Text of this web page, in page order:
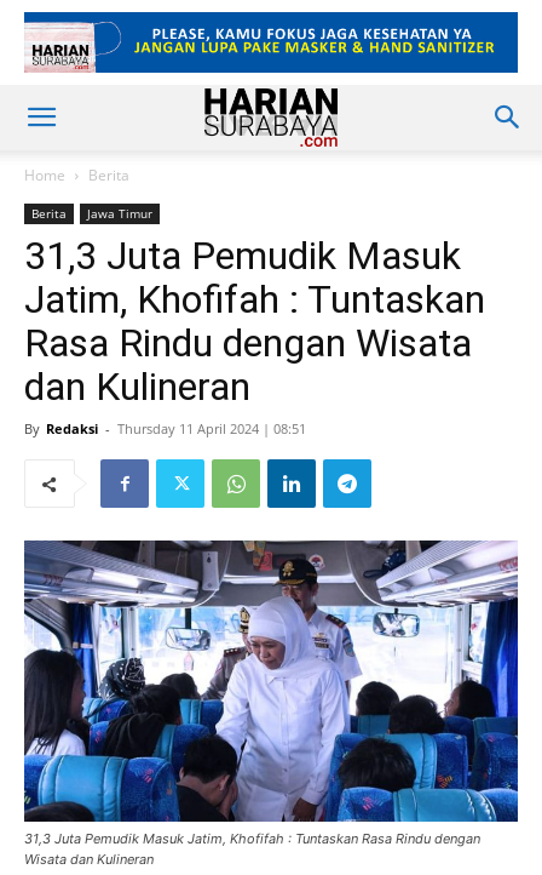
Home Berita
Berita Jawa Timur
31,3 Juta Pemudik Masuk
Jatim, Khofifah : Tuntaskan
Rasa Rindu dengan Wisata
dan Kulineran
By Redaksi - Thursday 11 April 2024 | 08:51
31,3 Juta Pemudik Masuk Jatim, Khofifah : Tuntaskan Rasa Rindu dengan
Wisata dan Kulineran